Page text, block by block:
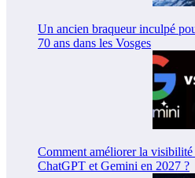
Un ancien braqueur inculpé
70 ans dans les Vosges
Comment améliorer la
ChatGPT et Gemini en 2027 ?